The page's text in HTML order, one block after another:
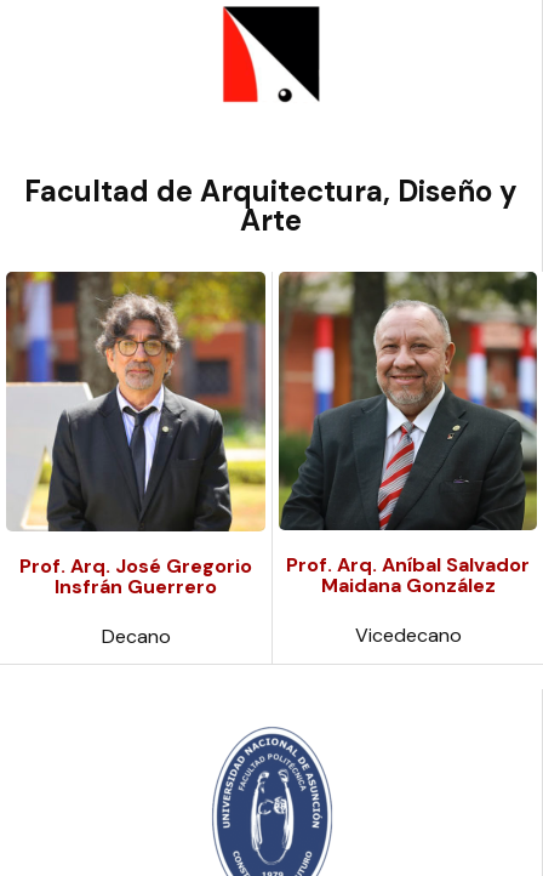
Facultad de Arquitectura, Diseño y
Arte
Prof. Arq. José Gregorio
Insfrán Guerrero
Decano
Prof. Arq. Aníbal Salvador
Maidana González
Vicedecano